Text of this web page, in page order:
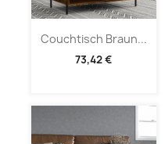
Couchtisch Braun...
73,42 €